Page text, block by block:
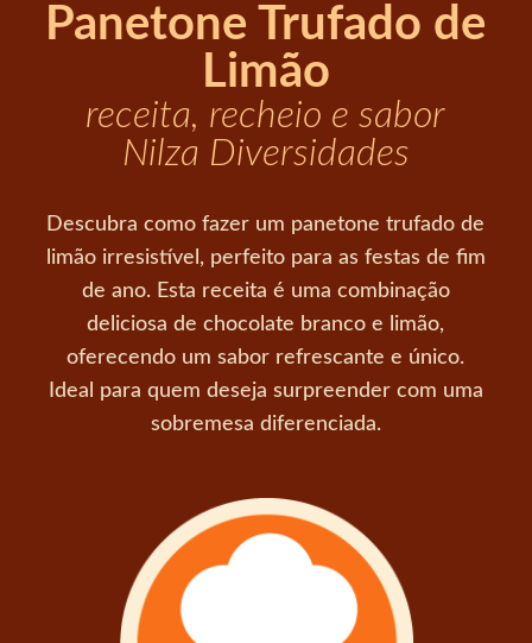
Panetone Trufado de
Limão
receita, recheio e sabor
Nilza Diversidades
Descubra como fazer um panetone trufado de
limão irresistível, perfeito para as festas de fim
de ano. Esta receita é uma combinação
deliciosa de chocolate branco e limão,
oferecendo um sabor refrescante e único.
Ideal para quem deseja surpreender com uma
sobremesa diferenciada.